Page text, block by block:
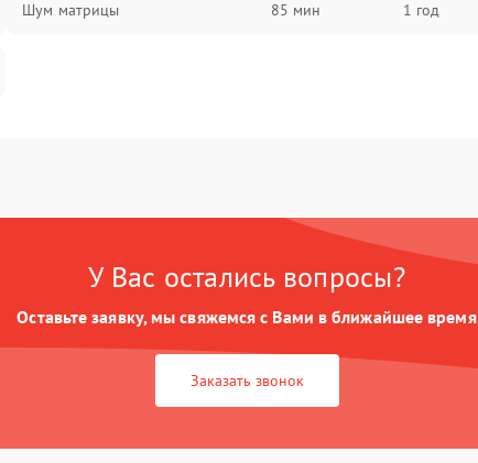
Шум матрицы 85 мин 1 год
У Вас остались вопросы?
Оставьте заявку, мы свяжемся с Вами в ближайшее время
Заказать звонок